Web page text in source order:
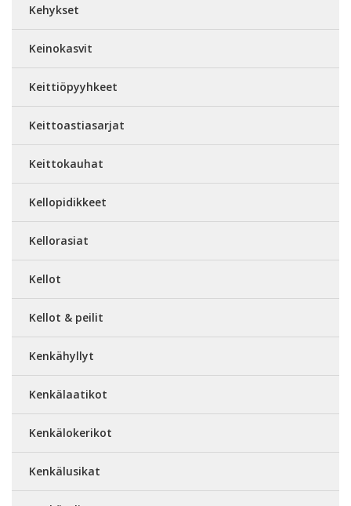
Kehykset
Keinokasvit
Keittiöpyyhkeet
Keittoastiasarjat
Keittokauhat
Kellopidikkeet
Kellorasiat
Kellot
Kellot & peilit
Kenkähyllyt
Kenkälaatikot
Kenkälokerikot
Kenkälusikat